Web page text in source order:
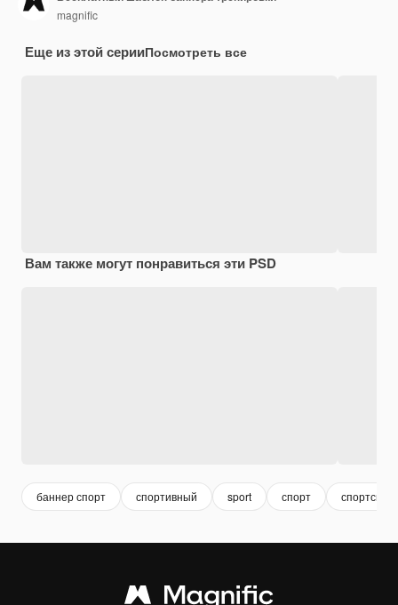
magnific
Еще из этой серииПосмотреть все
Вам также могут понравиться эти PSD
баннер спорт спортивный sport спорт спортсмен